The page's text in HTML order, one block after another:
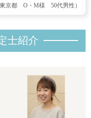
東京都 O・M様 50代男性）
士紹介